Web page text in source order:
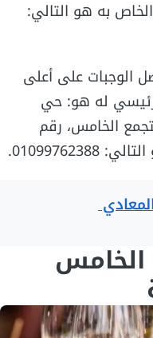
به هو التالي:
الوجبات على أعلى
له هو: حي
بالقطعة 292 بالتجمع الخامس، رقم